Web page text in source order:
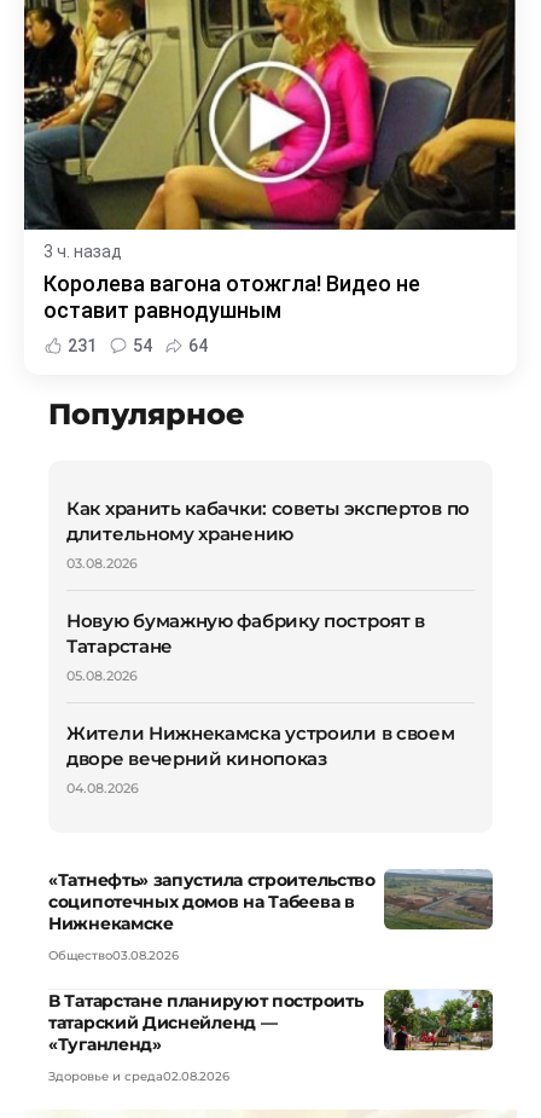
3 ч. назад
Королева вагона отожгла! Видео не
оставит равнодушным
231 54 64
Популярное
Как хранить кабачки: советы экспертов по
длительному хранению
03.08.2026
Новую бумажную фабрику построят в
Татарстане
05.08.2026
Жители Нижнекамска устроили в своем
дворе вечерний кинопоказ
04.08.2026
«Татнефть» запустила строительство
соципотечных домов на Табеева в
Нижнекамске
Общество03.08.2026
В Татарстане планируют построить
татарский Диснейленд —
«Туганленд»
Здоровье и среда02.08.2026